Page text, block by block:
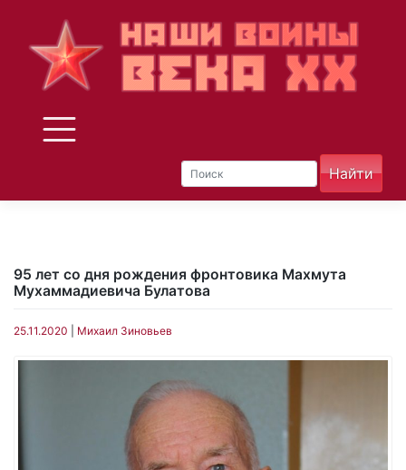
95 лет со дня рождения фронтовика Махмута
Мухаммадиевича Булатова
25.11.2020 Михаил Зиновьев